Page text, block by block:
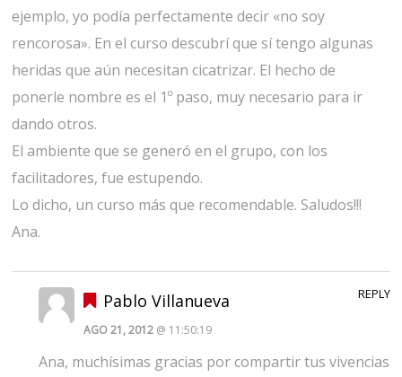
ejemplo, yo podía perfectamente decir «no soy
rencorosa». En el curso descubrí que sí tengo algunas
heridas que aún necesitan cicatrizar. El hecho de
ponerle nombre es el 1º paso, muy necesario para ir
dando otros.
El ambiente que se generó en el grupo, con los
facilitadores, fue estupendo.
Lo dicho, un curso más que recomendable. Saludos!!!
Ana.
Pablo Villanueva
AGO 21, 2012 @ 11:50:19
Ana, muchísimas gracias por compartir tus vivencias
REPLY